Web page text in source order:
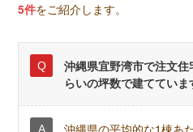
5件をご紹介します。
沖縄県宜野湾市で注文
らいの坪数で建てていま
沖縄県の平均的な1棟あ